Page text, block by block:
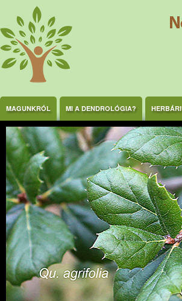
Ugrás a tartalomra
MAGUNKRÓL MI A DENDROLÓGIA?